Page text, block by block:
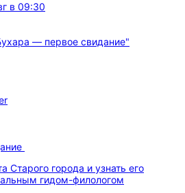
в 09:30
Старого города и узнать его
гидом-филологом